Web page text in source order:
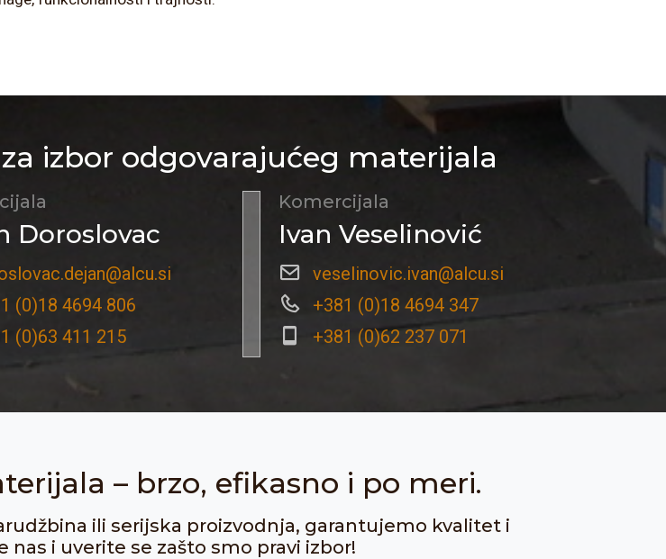
izbor odgovarajućeg materijala
Doroslovac
(0)18 4694 806
(0)63 411 215
Komercijala
Ivan Veselinović
veselinovic.ivan@alcu.si
+381 (0)18 4694 347
+381 (0)62 237 071
– brzo, efikasno i po meri.
ili serijska proizvodnja, garantujemo kvalitet i
i uverite se zašto smo pravi izbor!